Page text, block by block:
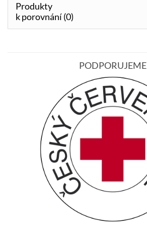
Produkty
k porovnání (0)
PODPORUJEME